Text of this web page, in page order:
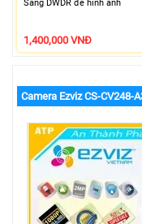
Sáng DWDR để hình ảnh
1,400,000 VNĐ
Camera Ezviz CS-CV248-